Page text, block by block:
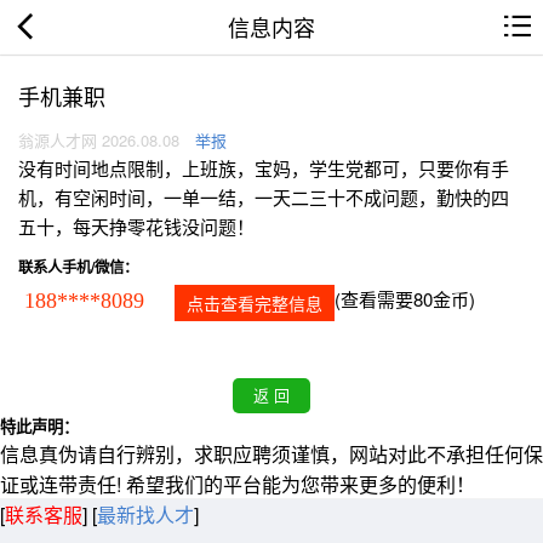
信息内容
手机兼职
翁源人才网 2026.08.08 举报
没有时间地点限制，上班族，宝妈，学生党都可，只要你有手
机，有空闲时间，一单一结，一天二三十不成问题，勤快的四
五十，每天挣零花钱没问题！
联系人手机/微信：
188****8089 点击查看完整信息 (查看需要80金币)
特此声明：
信息真伪请自行辨别，求职应聘须谨慎，网站对此不承担任何保
证或连带责任! 希望我们的平台能为您带来更多的便利！
[联系客服] [最新找人才]